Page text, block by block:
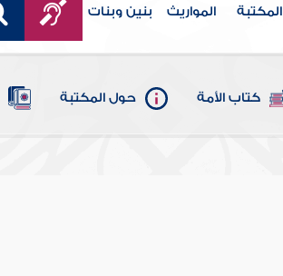
المكتبة المواريث بنين وبنات
كتاب الأمة حول المكتبة